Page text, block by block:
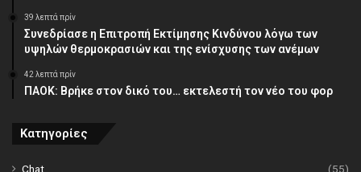
39 λεπτά πρίν
Συνεδρίασε η Επιτροπή Εκτίμησης Κινδύνου λόγω των
υψηλών θερμοκρασιών και της ενίσχυσης των ανέμων
42 λεπτά πρίν
ΠΑΟΚ: Βρήκε στον δικό του… εκτελεστή τον νέο του φορ
Κατηγορίες
Chat
(55)